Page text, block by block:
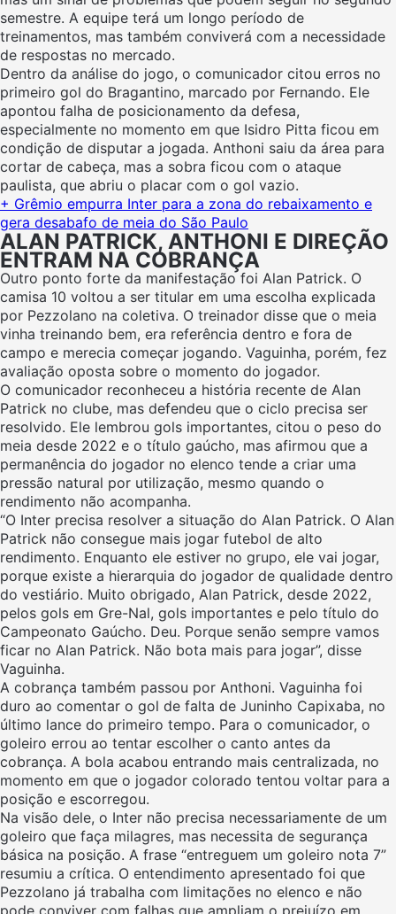
semestre. A equipe terá um longo período de
treinamentos, mas também conviverá com a necessidade
de respostas no mercado.
Dentro da análise do jogo, o comunicador citou erros no
primeiro gol do Bragantino, marcado por Fernando. Ele
apontou falha de posicionamento da defesa,
especialmente no momento em que Isidro Pitta ficou em
condição de disputar a jogada. Anthoni saiu da área para
cortar de cabeça, mas a sobra ficou com o ataque
paulista, que abriu o placar com o gol vazio.
+ Grêmio empurra Inter para a zona do rebaixamento e
gera desabafo de meia do São Paulo
ALAN PATRICK, ANTHONI E DIREÇÃO
ENTRAM NA COBRANÇA
Outro ponto forte da manifestação foi Alan Patrick. O
camisa 10 voltou a ser titular em uma escolha explicada
por Pezzolano na coletiva. O treinador disse que o meia
vinha treinando bem, era referência dentro e fora de
campo e merecia começar jogando. Vaguinha, porém, fez
avaliação oposta sobre o momento do jogador.
O comunicador reconheceu a história recente de Alan
Patrick no clube, mas defendeu que o ciclo precisa ser
resolvido. Ele lembrou gols importantes, citou o peso do
meia desde 2022 e o título gaúcho, mas afirmou que a
permanência do jogador no elenco tende a criar uma
pressão natural por utilização, mesmo quando o
rendimento não acompanha.
“O Inter precisa resolver a situação do Alan Patrick. O Alan
Patrick não consegue mais jogar futebol de alto
rendimento. Enquanto ele estiver no grupo, ele vai jogar,
porque existe a hierarquia do jogador de qualidade dentro
do vestiário. Muito obrigado, Alan Patrick, desde 2022,
pelos gols em Gre-Nal, gols importantes e pelo título do
Campeonato Gaúcho. Deu. Porque senão sempre vamos
ficar no Alan Patrick. Não bota mais para jogar”, disse
Vaguinha.
A cobrança também passou por Anthoni. Vaguinha foi
duro ao comentar o gol de falta de Juninho Capixaba, no
último lance do primeiro tempo. Para o comunicador, o
goleiro errou ao tentar escolher o canto antes da
cobrança. A bola acabou entrando mais centralizada, no
momento em que o jogador colorado tentou voltar para a
posição e escorregou.
Na visão dele, o Inter não precisa necessariamente de um
goleiro que faça milagres, mas necessita de segurança
básica na posição. A frase “entreguem um goleiro nota 7”
resumiu a crítica. O entendimento apresentado foi que
Pezzolano já trabalha com limitações no elenco e não